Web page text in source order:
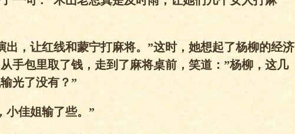
出，让红线和蒙宁打麻将。”这时，她想起了杨柳的经济
手包里取了钱，走到了麻将桌前，笑道：”杨柳，这几
光了没有？”
小佳姐输了些。”